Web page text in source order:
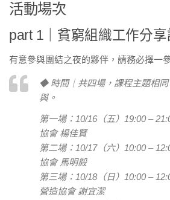
活動場次
part 1｜貧窮組織工作分享
有意參與團結之夜的夥伴，請務必擇一
◆ 時間｜共四場，課程主題相
與。
第一場：10/16（五）19:00 –
協會 楊佳賢
第二場：10/17（六）10:00 –
協會 馬明毅
第三場：10/18（日）10:00 –
營造協會 謝宜潔